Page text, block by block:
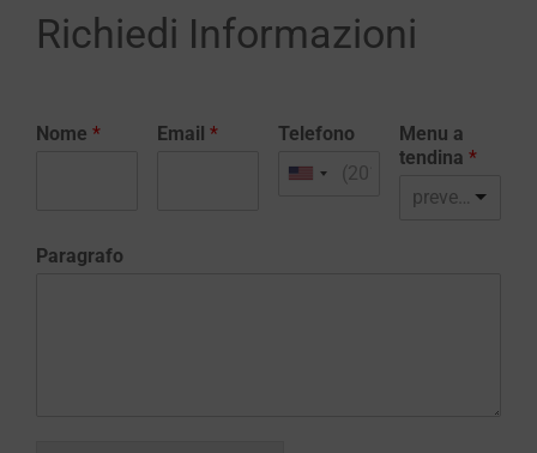
Richiedi Informazioni
Nome * Email * Telefono
Menu a
tendina *
preventivo realizzazione sito web
Paragrafo